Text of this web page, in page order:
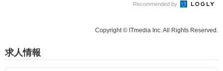
Recommended by
Copyright © ITmedia Inc. All Rights Reserved.
求人情報